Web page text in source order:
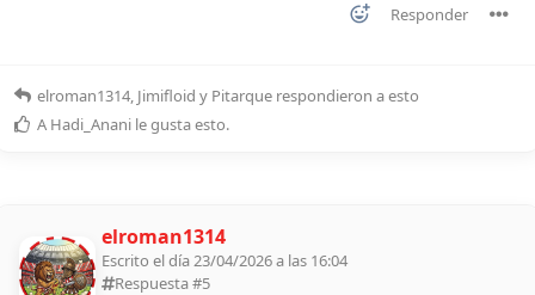
Responder
elroman1314 Jimifloid y Pitarque respondieron a esto
A Hadi_Anani le gusta esto.
elroman1314
Escrito el día 23/04/2026 a las 16:04
Respuesta #5